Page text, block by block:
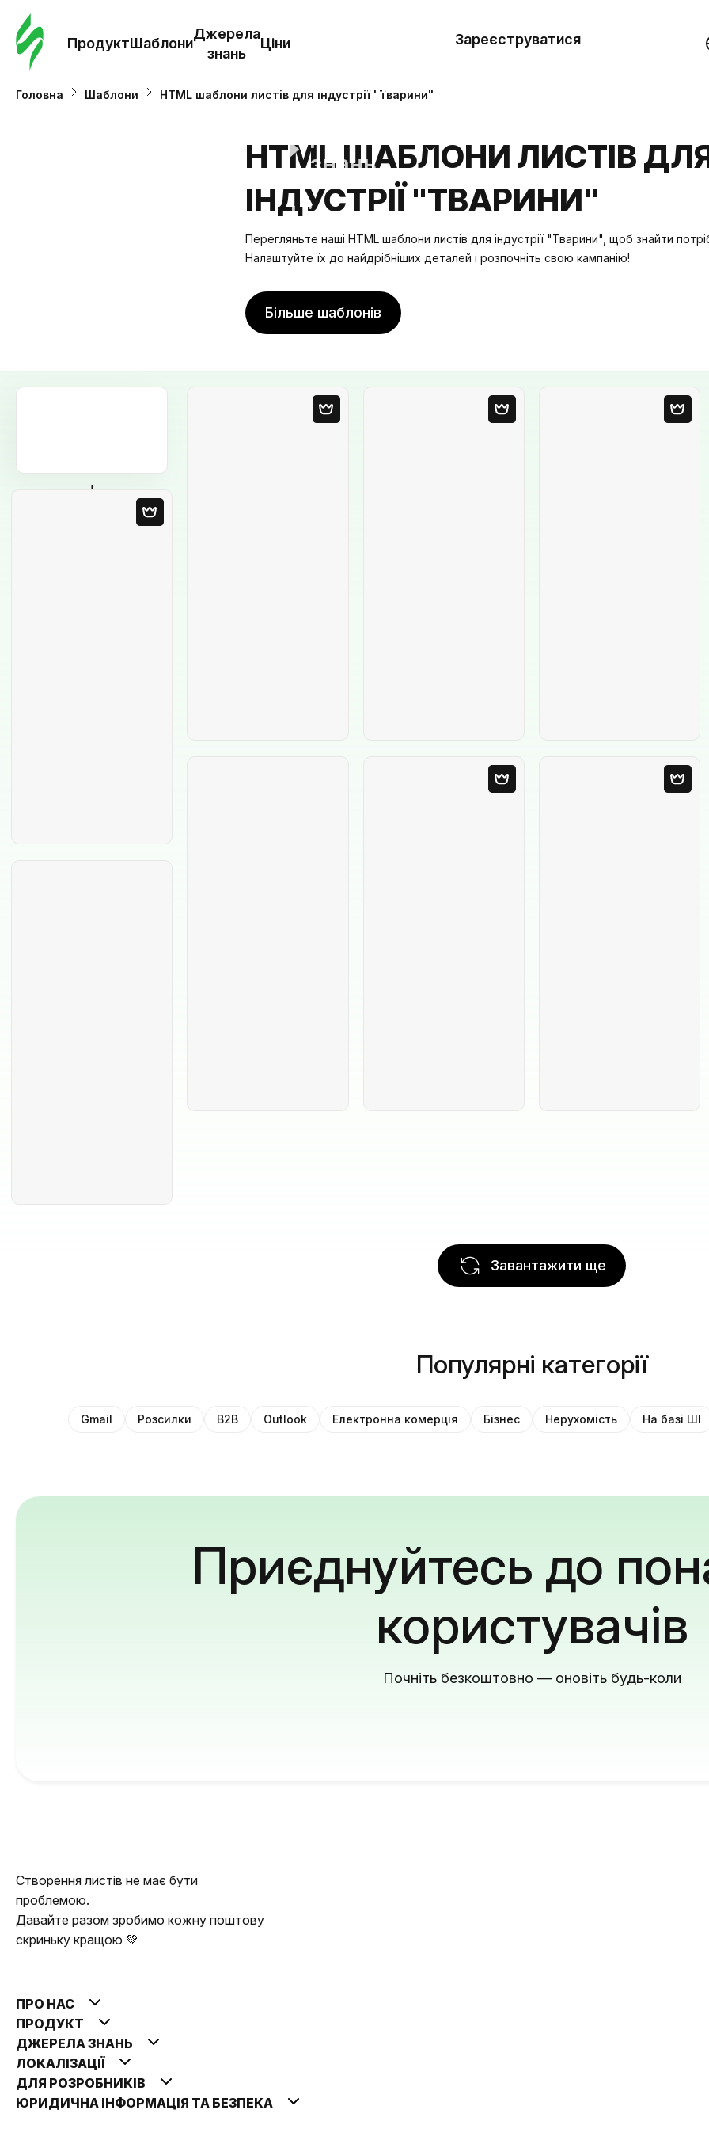
ПродуктШаблони
Джерела
знань
Ціни
Шаблони
знань
Ціни
Зареєструватися
Головна Шаблони HTML шаблони листів для індустрії "Тварини"
HTML ШАБЛОНИ ЛИСТІВ
ІНДУСТРІЇ "ТВАРИНИ"
Перегляньте наші HTML шаблони листів для індустрії "Тварини", щоб знайти
Налаштуйте їх до найдрібніших деталей і розпочніть свою кампанію!
Більше шаблонів
Завантажити ще
Популярні категорії
Gmail Розсилки B2B Outlook Електронна комерція Бізнес Нерухомість На базі ШІ
Приєднуйтесь до
користувачів
Почніть безкоштовно — оновіть будь-коли
Створення листів не має бути
проблемою.
Давайте разом зробимо кожну поштову
скриньку кращою 💚
ПРО НАС
ПРОДУКТ
ДЖЕРЕЛА ЗНАНЬ
ЛОКАЛІЗАЦІЇ
ДЛЯ РОЗРОБНИКІВ
ЮРИДИЧНА ІНФОРМАЦІЯ ТА БЕЗПЕКА